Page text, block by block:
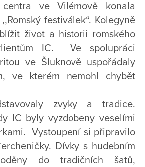
centra ve Vilémově konala
festiválek“. Kolegyně
život a historii romského
IC. Ve spolupráci
ve Šluknově uspořádaly
ve kterém nemohl chybět
zvyky a tradice.
IC byly vyzdobeny veselími
Vystoupení si připravilo
Dívky s hudebním
oděny do tradičních šatů,